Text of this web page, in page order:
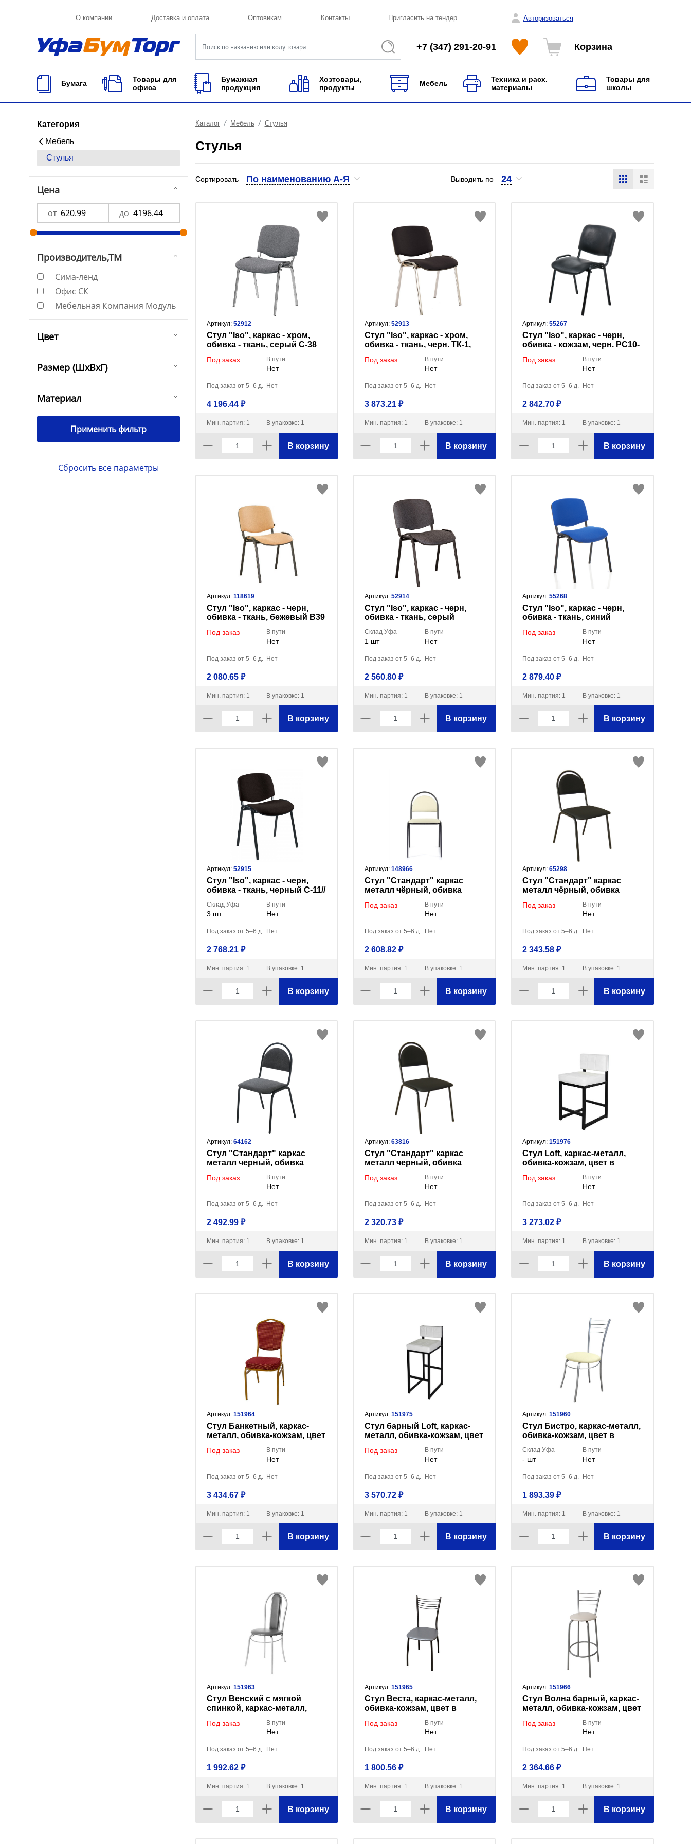
О компании Доставка и оплата Оптовикам Контакты Пригласить на тендер Авторизоваться
+7 (347) 291-20-91 Корзина
Бумага
Товары для
офиса
Бумажная
продукция
Хозтовары,
продукты
Мебель
Техника и расх.
материалы
Товары для
школы
Категория
Мебель
Стулья
Цена
от до
Производитель,ТМ
Сима-ленд
Офис СК
Мебельная Компания Модуль
Цвет
Размер (ШxВxГ)
Материал
Каталог Мебель Стулья
Стулья
Сортировать По наименованию А-Я Выводить по 24
Артикул: 52912
Стул "Iso", каркас - хром,
обивка - ткань, серый С-38
Под заказ В пути
Нет
Под заказ от 5–6 д. Нет
4 196.44 ₽
Мин. партия: 1 В упаковке: 1
В корзину
Артикул: 52913
Стул "Iso", каркас - хром,
обивка - ткань, черн. ТК-1,
Под заказ В пути
Нет
Под заказ от 5–6 д. Нет
3 873.21 ₽
Мин. партия: 1 В упаковке: 1
В корзину
Артикул:55267
Стул "Iso", каркас - черн,
обивка - кожзам, черн. РС10-
Под заказ В пути
Нет
Под заказ от 5–6 д. Нет
2 842.70 ₽
Мин. партия: 1 В упаковке: 1
В корзину
Артикул: 118619
Стул "Iso", каркас - черн,
обивка - ткань, бежевый В39
Под заказ В пути
Нет
Под заказ от 5–6 д. Нет
2 080.65 ₽
Мин. партия: 1 В упаковке: 1
В корзину
Артикул: 52914
Стул "Iso", каркас - черн,
обивка - ткань, серый
Склад Уфа
1 шт
В пути
Нет
Под заказ от 5–6 д. Нет
2 560.80 ₽
Мин. партия: 1 В упаковке: 1
В корзину
Артикул:55268
Стул "Iso", каркас - черн,
обивка - ткань, синий
Под заказ В пути
Нет
Под заказ от 5–6 д. Нет
2 879.40 ₽
Мин. партия: 1 В упаковке: 1
В корзину
Артикул: 52915
Стул "Iso", каркас - черн,
обивка - ткань, черный С-11//
Склад Уфа
3 шт
В пути
Нет
Под заказ от 5–6 д. Нет
2 768.21 ₽
Мин. партия: 1 В упаковке: 1
В корзину
Артикул: 148966
Стул "Стандарт" каркас
металл чёрный, обивка
Под заказ В пути
Нет
Под заказ от 5–6 д. Нет
2 608.82 ₽
Мин. партия: 1 В упаковке: 1
В корзину
Артикул:65298
Стул "Стандарт" каркас
металл чёрный, обивка
РС00М-201/
СМ-7/PV1;B1/BL/Z11
Под заказ В пути
Нет
Под заказ от 5–6 д. Нет
2 343.58 ₽
Мин. партия: 1 В упаковке: 1
В корзину
Артикул: 64162
Стул "Стандарт" каркас
металл черный, обивка
ТК-2, BL/B-40
Под заказ В пути
Нет
Под заказ от 5–6 д. Нет
2 492.99 ₽
Мин. партия: 1 В упаковке: 1
В корзину
Артикул: 63816
Стул "Стандарт" каркас
металл черный, обивка
14/C11/HL-F02/СМ 7/22 Т-11
Под заказ В пути
Нет
Под заказ от 5–6 д. Нет
2 320.73 ₽
Мин. партия: 1 В упаковке: 1
В корзину
Артикул:151976
Стул Loft, каркас-металл,
обивка-кожзам, цвет в
3шт)
Под заказ В пути
Нет
Под заказ от 5–6 д. Нет
3 273.02 ₽
Мин. партия: 1 В упаковке: 1
В корзину
Артикул: 151964
Стул Банкетный, каркас-
металл, обивка-кожзам, цвет
3шт)
Под заказ В пути
Нет
Под заказ от 5–6 д. Нет
3 434.67 ₽
Мин. партия: 1 В упаковке: 1
В корзину
Артикул: 151975
Стул барный Loft, каркас-
металл, обивка-кожзам, цвет
3шт)
Под заказ В пути
Нет
Под заказ от 5–6 д. Нет
3 570.72 ₽
Мин. партия: 1 В упаковке: 1
В корзину
Артикул:151960
Стул Бистро, каркас-металл,
обивка-кожзам, цвет в
3шт)
Склад Уфа
- шт
В пути
Нет
Под заказ от 5–6 д. Нет
1 893.39 ₽
Мин. партия: 1 В упаковке: 1
В корзину
Артикул: 151963
Стул Венский с мягкой
спинкой, каркас-металл,
ассортименте (мин.заказ
Под заказ В пути
Нет
Под заказ от 5–6 д. Нет
1 992.62 ₽
Мин. партия: 1 В упаковке: 1
В корзину
Артикул: 151965
Стул Веста, каркас-металл,
обивка-кожзам, цвет в
3шт)
Под заказ В пути
Нет
Под заказ от 5–6 д. Нет
1 800.56 ₽
Мин. партия: 1 В упаковке: 1
В корзину
Артикул:151966
Стул Волна барный, каркас-
металл, обивка-кожзам, цвет
3шт)
Под заказ В пути
Нет
Под заказ от 5–6 д. Нет
2 364.66 ₽
Мин. партия: 1 В упаковке: 1
В корзину